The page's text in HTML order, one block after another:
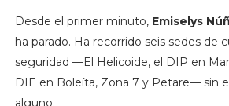
Desde el primer minuto, Emiselys
ha parado. Ha recorrido seis sedes de
seguridad —El Helicoide, el DIP en
DIE en Boleíta, Zona 7 y Petare— sin
alguno.